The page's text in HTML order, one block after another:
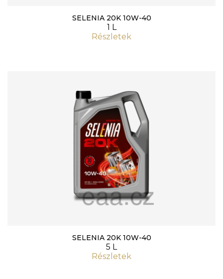
SELENIA 20K 10W-40
1 L
Részletek
SELENIA 20K 10W-40
5 L
Részletek